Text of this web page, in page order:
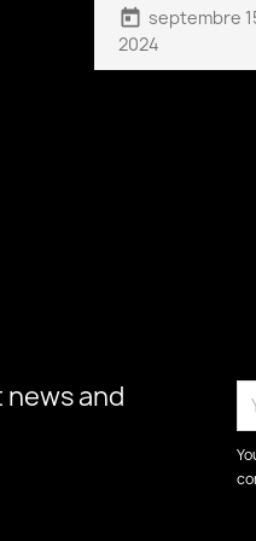
today septembre
2024
and